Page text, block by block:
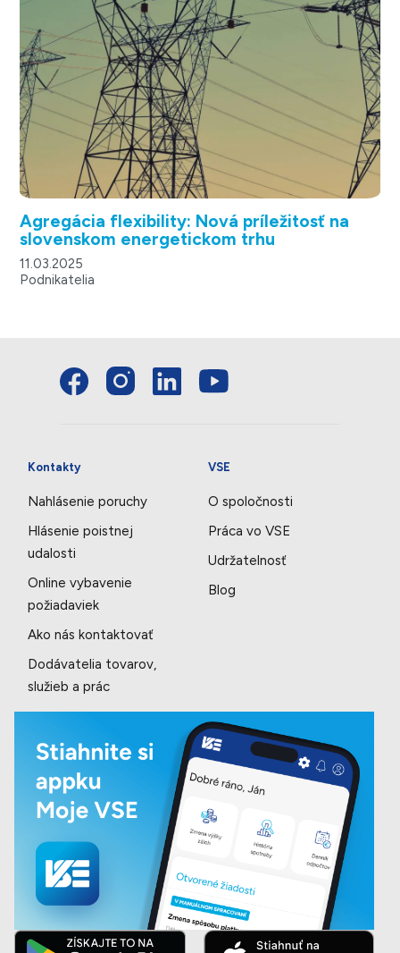
Agregácia flexibility: Nová príležitosť na
slovenskom energetickom trhu
11.03.2025
Podnikatelia
Kontakty
Nahlásenie poruchy
Hlásenie poistnej
udalosti
Online vybavenie
požiadaviek
Ako nás kontaktovať
Dodávatelia tovarov,
služieb a prác
VSE
O spoločnosti
Práca vo VSE
Udržatelnosť
Blog